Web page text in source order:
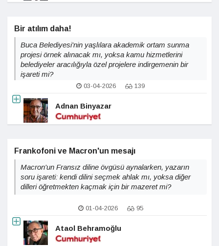
Bir atılım daha!
Buca Belediyesi'nin yaşlılara akademik ortam sunma
projesi örnek alınacak mı, yoksa kamu hizmetlerini
belediyeler aracılığıyla özel projelere indirgemenin bir
işareti mi?
03-04-2026 139
Adnan Binyazar
Frankofoni ve Macron'un mesajı
Macron'un Fransız diline övgüsü aynalarken, yazarın
soru işareti: kendi dilini seçmek ahlak mı, yoksa diğer
dilleri öğretmekten kaçmak için bir mazeret mi?
01-04-2026 95
Ataol Behramoğlu